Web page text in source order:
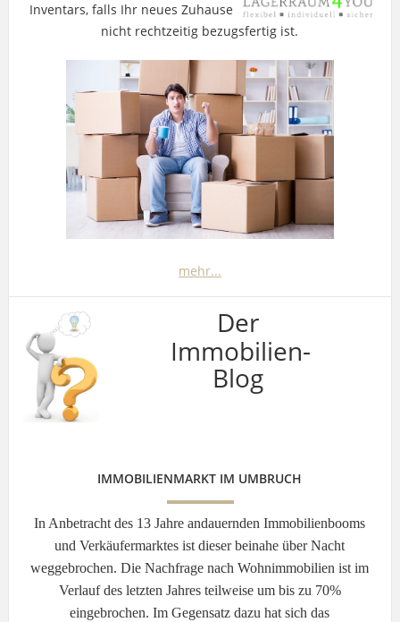
Inventars, falls Ihr neues Zuhause
nicht rechtzeitig bezugsfertig ist.
mehr...
Der
Immobilien-
Blog
IMMOBILIENMARKT IM UMBRUCH
In Anbetracht des 13 Jahre andauernden Immobilienbooms
und Verkäufermarktes ist dieser beinahe über Nacht
weggebrochen. Die Nachfrage nach Wohnimmobilien ist im
Verlauf des letzten Jahres teilweise um bis zu 70%
eingebrochen. Im Gegensatz dazu hat sich das